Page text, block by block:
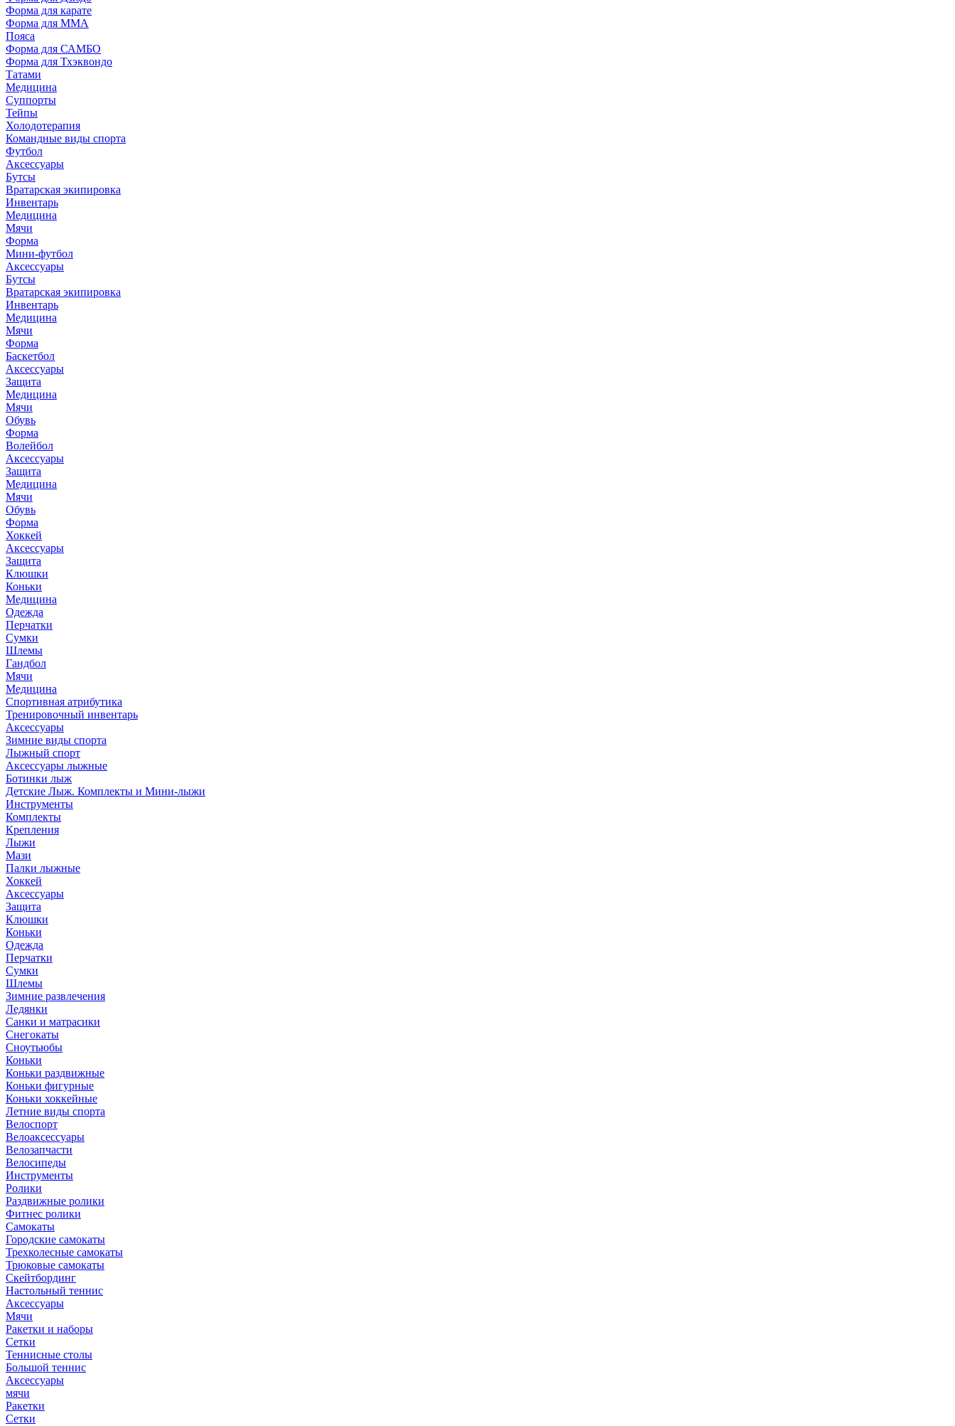
Форма для карате
Форма для MMA
Пояса
Форма для САМБО
Форма для Тхэквондо
Татами
Медицина
Суппорты
Тейпы
Холодотерапия
Командные виды спорта
Футбол
Аксессуары
Бутсы
Вратарская экипировка
Инвентарь
Медицина
Мячи
Форма
Мини-футбол
Аксессуары
Бутсы
Вратарская экипировка
Инвентарь
Медицина
Мячи
Форма
Баскетбол
Аксессуары
Защита
Медицина
Мячи
Обувь
Форма
Волейбол
Аксессуары
Защита
Медицина
Мячи
Обувь
Форма
Хоккей
Аксессуары
Защита
Клюшки
Коньки
Медицина
Одежда
Перчатки
Сумки
Шлемы
Гандбол
Мячи
Медицина
Спортивная атрибутика
Тренировочный инвентарь
Аксессуары
Зимние виды спорта
Лыжный спорт
Аксессуары лыжные
Ботинки лыж
Детские Лыж. Комплекты и Мини-лыжи
Инструменты
Комплекты
Крепления
Лыжи
Мази
Палки лыжные
Хоккей
Аксессуары
Защита
Клюшки
Коньки
Одежда
Перчатки
Сумки
Шлемы
Зимние развлечения
Ледянки
Санки и матрасики
Снегокаты
Сноутьюбы
Коньки
Коньки раздвижные
Коньки фигурные
Коньки хоккейные
Летние виды спорта
Велоспорт
Велоаксессуары
Велозапчасти
Велосипеды
Инструменты
Ролики
Раздвижные ролики
Фитнес ролики
Самокаты
Городские самокаты
Трехколесные самокаты
Трюковые самокаты
Скейтбординг
Настольный теннис
Аксессуары
Мячи
Ракетки и наборы
Сетки
Теннисные столы
Большой теннис
Аксессуары
мячи
Ракетки
Сетки